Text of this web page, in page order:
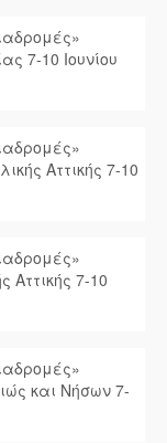
7-10 Ιουνίου
Αττικής 7-10
Αττικής 7-10
και Νήσων 7-